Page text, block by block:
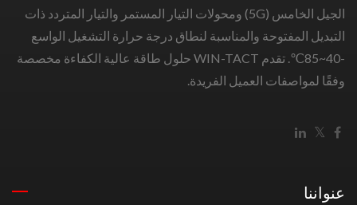
الجيل الخامس (5G) ومحولات التيار المستمر والتيار المتردد ذات
التبديل المفتوحة والمناسبة لنطاق درجة حرارة التشغيل الواسع
-40~85℃. تقدم WIN-TACT حلول طاقة عالية الكفاءة مخصصة
وفقًا لمواصفات العميل الفريدة.
عنواننا